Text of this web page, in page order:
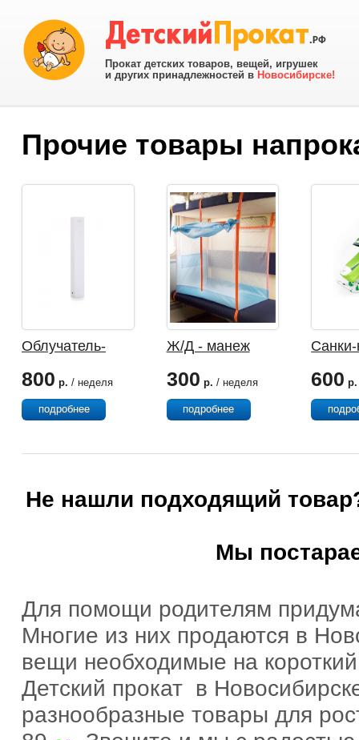
Прокат детских товаров, вещей, игрушек
и других принадлежностей в Новосибирске!
Прочие товары
Облучатель-
Армед СН 211-
130 М/1
800 р. / неделя
подробнее
Ж/Д - манеж
300 р. / неделя
подробнее
Санки-
600 р.
Не нашли подходящий
Мы
Для помощи родителям
Многие из них продаются в
вещи необходимые на
Детский прокат в
разнообразные товары для